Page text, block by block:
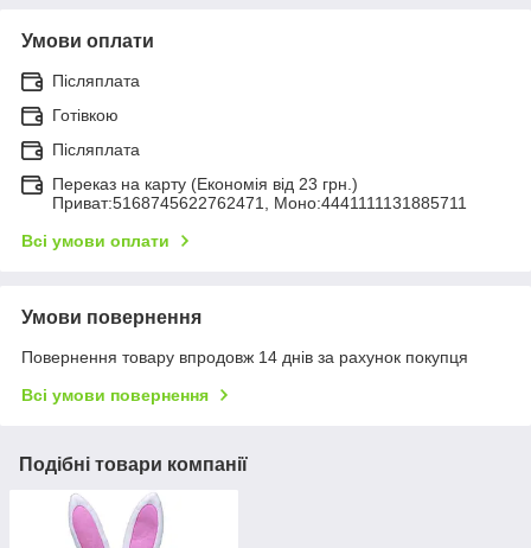
Умови оплати
Післяплата
Готівкою
Післяплата
Переказ на карту (Економія від 23 грн.)
Приват:5168745622762471, Моно:4441111131885711
Всі умови оплати
Умови повернення
Повернення товару впродовж 14 днів за рахунок покупця
Всі умови повернення
Подібні товари компанії